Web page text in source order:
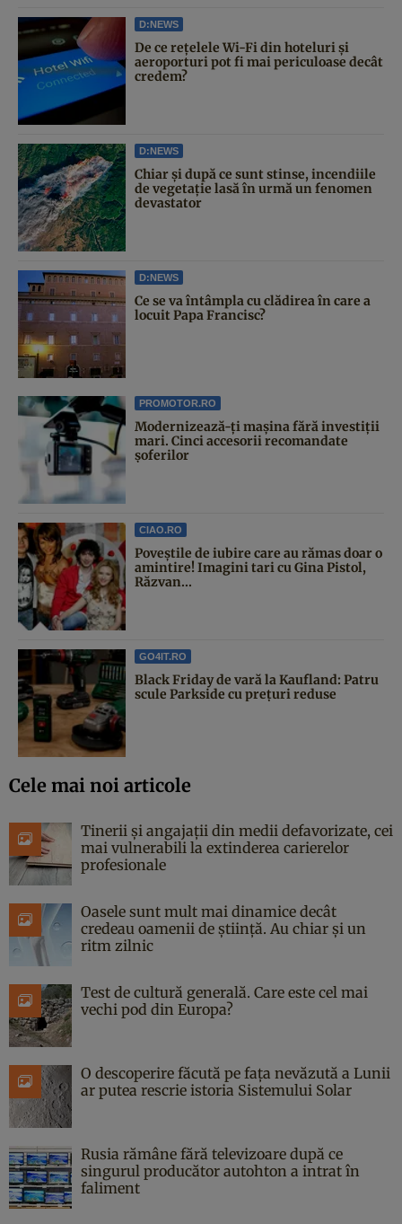
D:NEWS
De ce rețelele Wi-Fi din hoteluri și
aeroporturi pot fi mai periculoase decât
credem?
D:NEWS
Chiar și după ce sunt stinse, incendiile
de vegetație lasă în urmă un fenomen
devastator
D:NEWS
Ce se va întâmpla cu clădirea în care a
locuit Papa Francisc?
PROMOTOR.RO
Modernizează-ți mașina fără investiții
mari. Cinci accesorii recomandate
șoferilor
CIAO.RO
Poveştile de iubire care au rămas doar o
amintire! Imagini tari cu Gina Pistol,
Răzvan...
GO4IT.RO
Black Friday de vară la Kaufland: Patru
scule Parkside cu prețuri reduse
Cele mai noi articole
Tinerii și angajații din medii defavorizate, cei
mai vulnerabili la extinderea carierelor
profesionale
Oasele sunt mult mai dinamice decât
credeau oamenii de știință. Au chiar și un
ritm zilnic
Test de cultură generală. Care este cel mai
vechi pod din Europa?
O descoperire făcută pe fața nevăzută a Lunii
ar putea rescrie istoria Sistemului Solar
Rusia rămâne fără televizoare după ce
singurul producător autohton a intrat în
faliment